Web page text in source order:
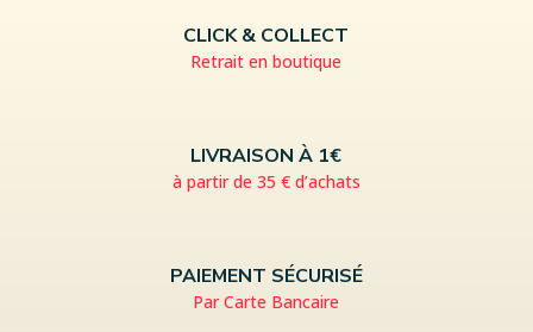
CLICK & COLLECT
Retrait en boutique
LIVRAISON À 1€
à partir de 35 € d’achats
PAIEMENT SÉCURISÉ
Par Carte Bancaire